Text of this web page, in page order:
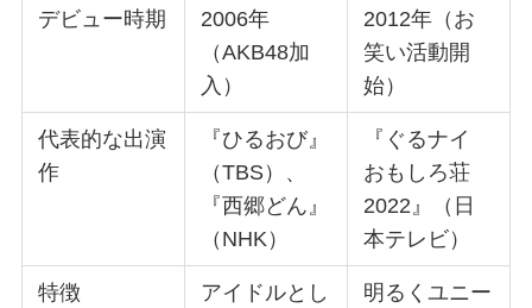
デビュー時期
2006年
（AKB48加
入）
2012年（お
笑い活動開
始）
代表的な出演
作
『ひるおび』
（TBS）、
『西郷どん』
（NHK）
『ぐるナイ
おもしろ荘
2022』（日
本テレビ）
特徴
アイドルとし
明るくユニー